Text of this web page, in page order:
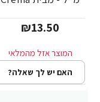
₪13.50
האם יש לך שאלה?